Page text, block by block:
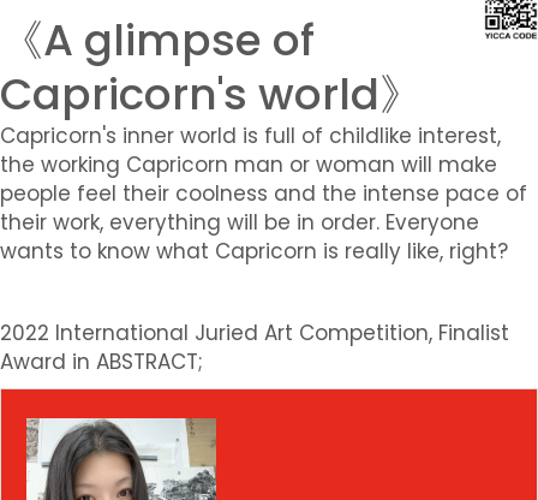
《A glimpse of
Capricorn's world》
Capricorn's inner world is full of childlike interest,
the working Capricorn man or woman will make
people feel their coolness and the intense pace of
their work, everything will be in order. Everyone
wants to know what Capricorn is really like, right?
2022 International Juried Art Competition, Finalist
Award in ABSTRACT;